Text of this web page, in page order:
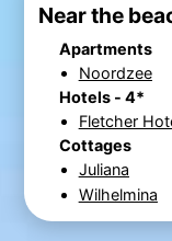
Near the
Apartments
Noordzee
Hotels - 4*
Fletcher
Cottages
Juliana
Wilhelmina